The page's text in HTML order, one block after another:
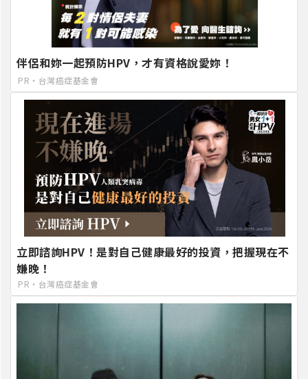
伴侶和妳一起預防HPV，才有資格說愛妳！
PR・台灣癌症基金會
立即諮詢HPV！是對自己健康最好的投資，把握現在不
嫌晚！
PR・台灣癌症基金會